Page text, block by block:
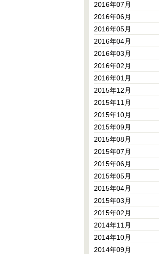
2016年07月
2016年06月
2016年05月
2016年04月
2016年03月
2016年02月
2016年01月
2015年12月
2015年11月
2015年10月
2015年09月
2015年08月
2015年07月
2015年06月
2015年05月
2015年04月
2015年03月
2015年02月
2014年11月
2014年10月
2014年09月